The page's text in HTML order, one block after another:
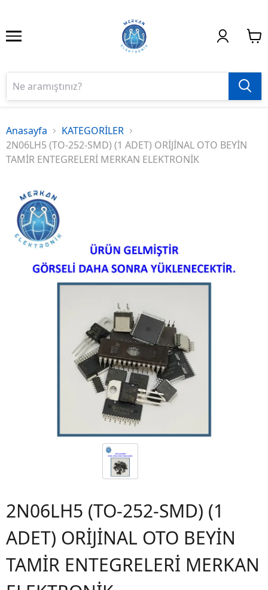
Anasayfa
KATEGORİLER
2N06LH5 (TO-252-SMD) (1 ADET) ORİJİNAL OTO BEYİN
TAMİR ENTEGRELERİ MERKAN ELEKTRONİK
2N06LH5 (TO-252-SMD) (1
ADET) ORİJİNAL OTO BEYİN
TAMİR ENTEGRELERİ MERKAN